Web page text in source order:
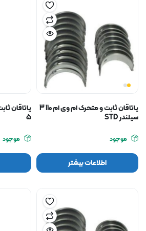
یاتاقان ثابت و متحرک ام وی ام 110 3
سیلندر STD
موجود
اطلاعات بیشتر
۵
موجود